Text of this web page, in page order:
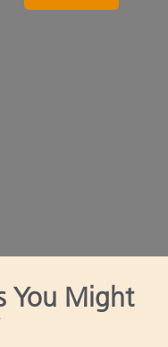
You Might